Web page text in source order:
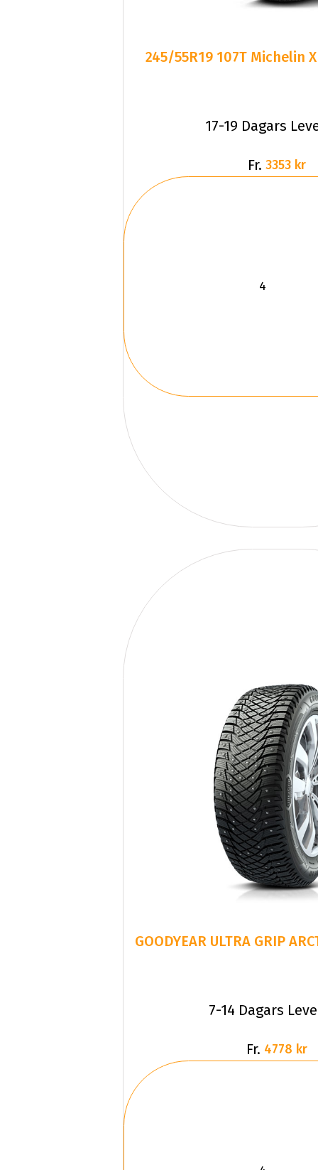
245/55R19 107T Michelin
17-19 Dagars
Fr. 3353 kr
GOODYEAR ULTRA GRIP
7-14 Dagars
Fr. 4778 kr